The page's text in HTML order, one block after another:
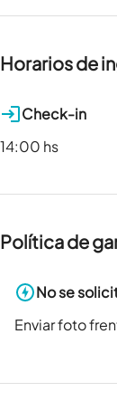
Horarios de
Check-in
14:00 hs
Política de
No se
Enviar foto